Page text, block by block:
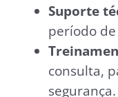
Suporte
período
consulta,
segurança.